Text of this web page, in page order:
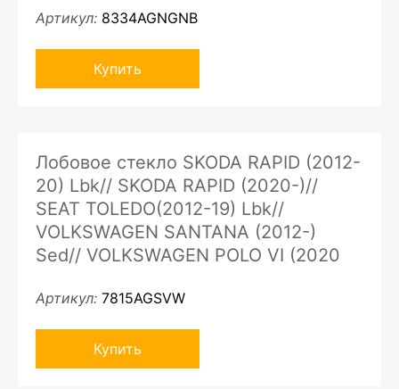
Артикул: 8334AGNGNB
Купить
Лобовое стекло SKODA RAPID (2012-
20) Lbk// SKODA RAPID (2020-)//
SEAT TOLEDO(2012-19) Lbk//
VOLKSWAGEN SANTANA (2012-)
Sed// VOLKSWAGEN POLO VI (2020
Артикул: 7815AGSVW
Купить